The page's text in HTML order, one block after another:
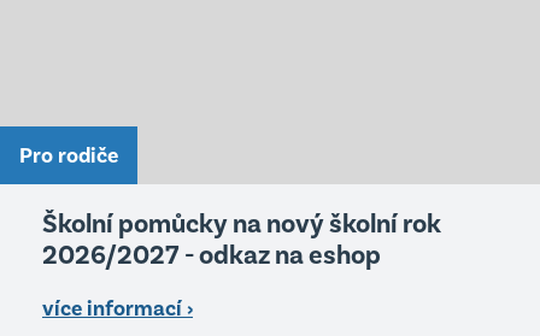
Pro rodiče
Školní pomůcky na nový školní rok
2026/2027 - odkaz na eshop
více informací ›